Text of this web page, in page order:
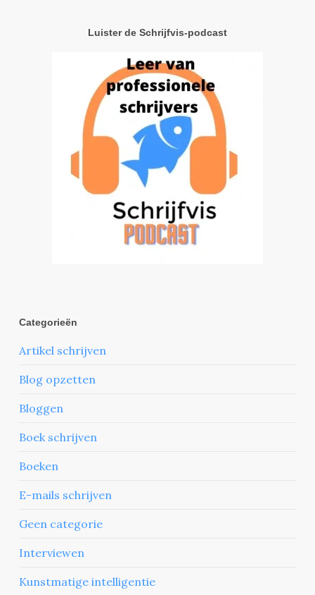
Luister de Schrijfvis-podcast
Categorieën
Artikel schrijven
Blog opzetten
Bloggen
Boek schrijven
Boeken
E-mails schrijven
Geen categorie
Interviewen
Kunstmatige intelligentie